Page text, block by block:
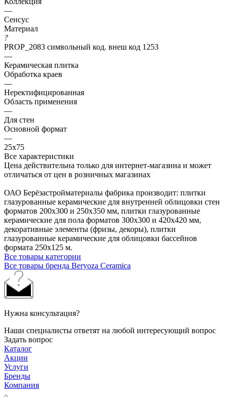
—
Сенсус
Материал
?
PROP_2083 символьный код. внеш код 1253
—
Керамическая плитка
Обработка краев
—
Неректифицированная
Область применения
—
Для стен
Основной формат
—
25х75
Все характеристики
Цена действительна только для интернет-магазина и может
отличаться от цен в розничных магазинах
ОАО Берёзастройматериалы фабрика производит: плитки
глазурованные керамические для внутренней облицовки стен
форматов 200х300 и 250х350 мм, плитки глазурованные
керамические для пола форматов 300х300 и 420х420 мм,
декоративные элементы (фризы, декоры), плитки
глазурованные керамические для облицовки бассейнов
формата 250х125 м.
Все товары категории
Все товары бренда Beryoza Ceramica
Нужна консультация?
Наши специалисты ответят на любой интересующий вопрос
Задать вопрос
Каталог
Акции
Услуги
Бренды
Компания